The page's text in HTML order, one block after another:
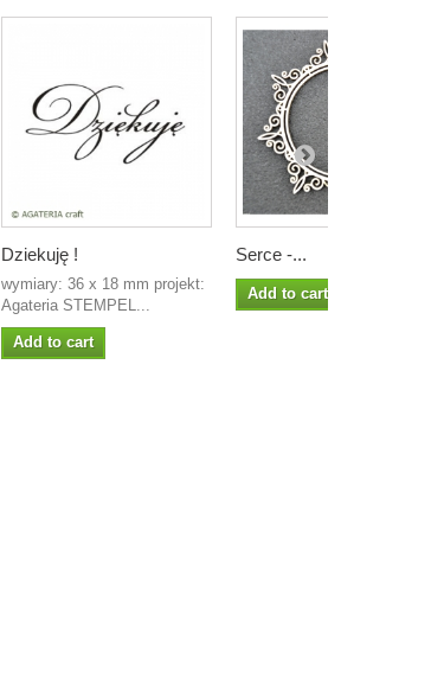
Dziekuję !
wymiary: 36 x 18 mm projekt:
Agateria STEMPEL...
Add to cart
Serce -...
Add to cart